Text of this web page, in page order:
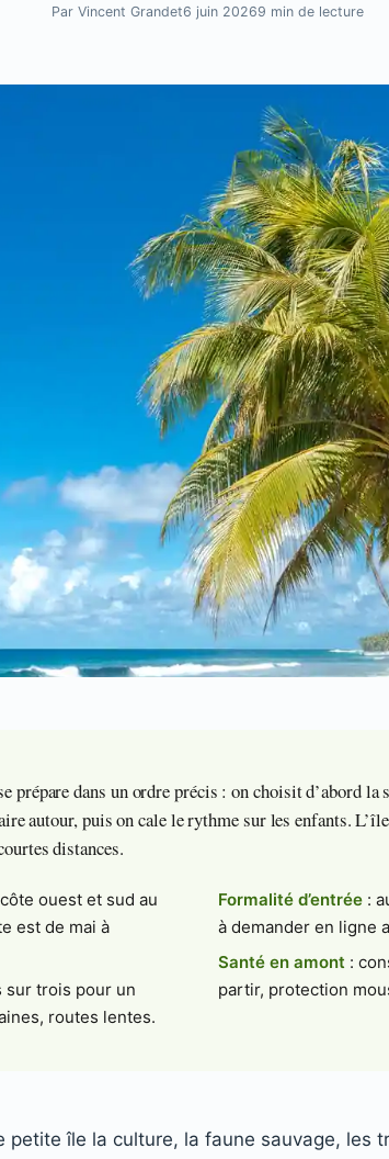
Par Vincent Grandet6 juin 20269 min de lecture
prépare dans un ordre précis : on choisit d’abord la
autour, puis on cale le rythme sur les enfants.
distances.
ouest et sud au
est de mai à
trois pour un
routes lentes.
Formalité d’entrée:
à demander en ligne
Santé en amont:
partir, protection
petite île la culture, la faune sauvage, les